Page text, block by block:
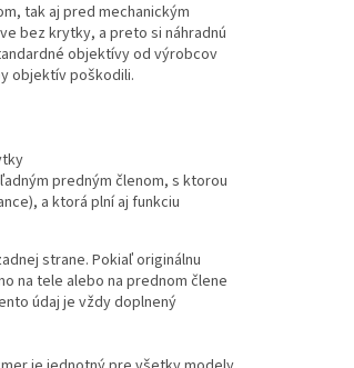
tak aj pred mechanickým
bez krytky, a preto si náhradnú
objektívy od výrobcov
objektív poškodili.
predným členom, s ktorou
a ktorá plní aj funkciu
strane. Pokiaľ originálnu
na tele alebo na prednom člene
údaj je vždy doplnený